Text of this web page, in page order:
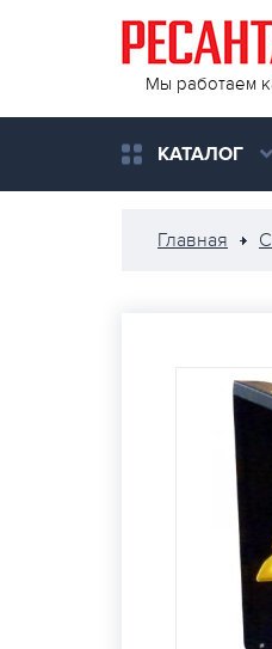
Мы работаем
КАТАЛОГ
Главная